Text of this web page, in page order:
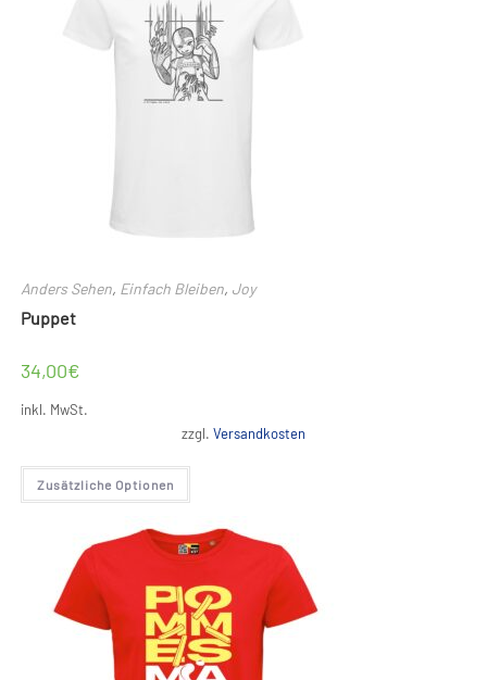
können
auf
der
Produktseite
gewählt
werden
Anders Sehen, Einfach Bleiben, Joy
Puppet
34,00€
inkl. MwSt.
zzgl. Versandkosten
Zusätzliche Optionen
Dieses
weist
Varianten
auf.
Die
können
auf
der
Produktseite
gewählt
werden